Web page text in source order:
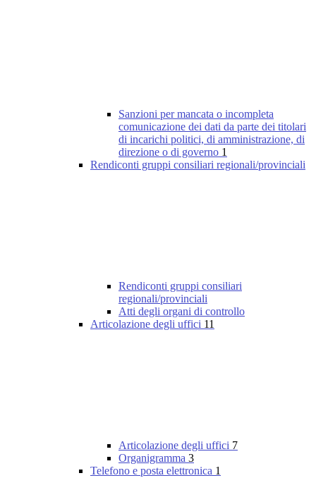
Sanzioni per mancata o incompleta
comunicazione dei dati da parte dei titolari
di incarichi politici, di amministrazione, di
direzione o di governo 1
Rendiconti gruppi consiliari regionali/provinciali
Rendiconti gruppi consiliari
regionali/provinciali
Atti degli organi di controllo
Articolazione degli uffici 11
Articolazione degli uffici 7
Organigramma 3
Telefono e posta elettronica 1